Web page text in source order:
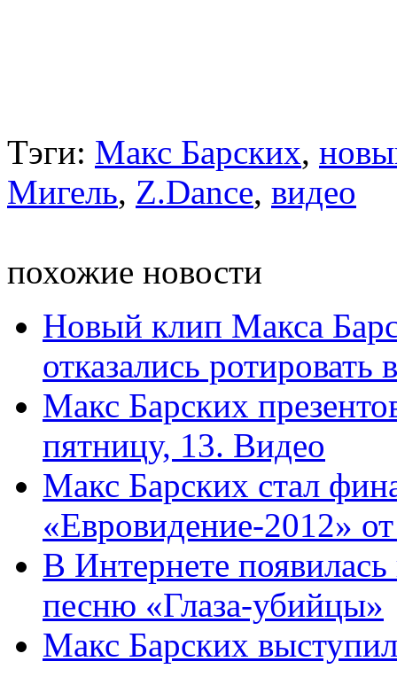
Тэги: Макс Барских,
Мигель, Z.Dance, видео
похожие новости
Новый клип Макса
отказались ротировать
Макс Барских
пятницу, 13. Видео
Макс Барских стал
«Евровидение-2012»
В Интернете
песню «Глаза-убийцы»
Макс Барских